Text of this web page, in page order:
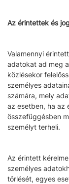
Az érintettek és
Valamennyi
adatokat ad meg
közlésekor
személyes
számára, mely
az esetben, ha az
összefüggésben
személyt terheli.
Az érintett
személyes
törlését, egyes